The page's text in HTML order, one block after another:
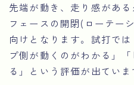
先端が動き、走り感がある
フェースの開閉(ローテー
向けとなります。試打で
プ側が動くのがわかる」
る」という評価が出ていま